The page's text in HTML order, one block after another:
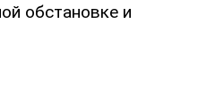
обстановке и